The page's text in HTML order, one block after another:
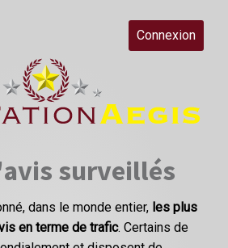
Connexion
surveillés
dans le monde entier, les plus
en terme de trafic. Certains de